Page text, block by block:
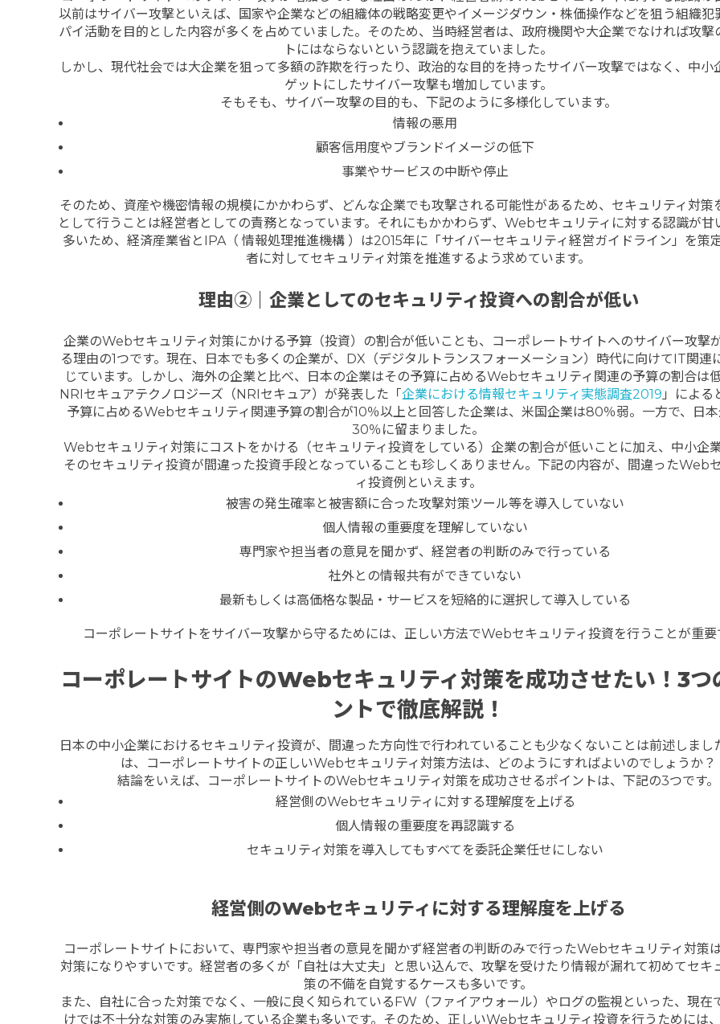
以前はサイバー攻撃といえば、国家や企業などの組織体の戦略変更やイメージダウン・株価操作などを狙う組織犯
パイ活動を目的とした内容が多くを占めていました。そのため、当時経営者は、政府機関や大企業でなければ攻撃
トにはならないという認識を抱えていました。
しかし、現代社会では大企業を狙って多額の詐欺を行ったり、政治的な目的を持ったサイバー攻撃ではなく、中小
ゲットにしたサイバー攻撃も増加しています。
そもそも、サイバー攻撃の目的も、下記のように多様化しています。
情報の悪用
顧客信用度やブランドイメージの低下
事業やサービスの中断や停止
そのため、資産や機密情報の規模にかかわらず、どんな企業でも攻撃される可能性があるため、セキュリティ対策
として行うことは経営者としての責務となっています。それにもかかわらず、Webセキュリティに対する認識が甘
多いため、経済産業省とIPA（ 情報処理推進機構 ）は2015年に「サイバーセキュリティ経営ガイドライン」を策
者に対してセキュリティ対策を推進するよう求めています。
理由②｜企業としてのセキュリティ投資への割合が低い
企業のWebセキュリティ対策にかける予算（投資）の割合が低いことも、コーポレートサイトへのサイバー攻撃
る理由の1つです。現在、日本でも多くの企業が、DX（デジタルトランスフォーメーション）時代に向けてIT関連
じています。しかし、海外の企業と比べ、日本の企業はその予算に占めるWebセキュリティ関連の予算の割合は
NRIセキュアテクノロジーズ（NRIセキュア）が発表した「企業における情報セキュリティ実態調査2019 」による
予算に占めるWebセキュリティ関連予算の割合が10％以上と回答した企業は、米国企業は80％弱。一方で、日
30％に留まりました。
Webセキュリティ対策にコストをかける（セキュリティ投資をしている）企業の割合が低いことに加え、中小企
そのセキュリティ投資が間違った投資手段となっていることも珍しくありません。下記の内容が、間違ったWeb
ィ投資例といえます。
被害の発生確率と被害額に合った攻撃対策ツール等を導入していない
個人情報の重要度を理解していない
専門家や担当者の意見を聞かず、経営者の判断のみで行っている
社外との情報共有ができていない
最新もしくは高価格な製品・サービスを短絡的に選択して導入している
コーポレートサイトをサイバー攻撃から守るためには、正しい方法でWebセキュリティ投資を行うことが重要
コーポレートサイトのWebセキュリティ対策を成功させたい！3つ
ントで徹底解説！
日本の中小企業におけるセキュリティ投資が、間違った方向性で行われていることも少なくないことは前述しまし
は、コーポレートサイトの正しいWebセキュリティ対策方法は、どのようにすればよいのでしょうか？
結論をいえば、コーポレートサイトのWebセキュリティ対策を成功させるポイントは、下記の3つです。
経営側のWebセキュリティに対する理解度を上げる
個人情報の重要度を再認識する
セキュリティ対策を導入してもすべてを委託企業任せにしない
経営側のWebセキュリティに対する理解度を上げる
コーポレートサイトにおいて、専門家や担当者の意見を聞かず経営者の判断のみで行ったWebセキュリティ対策
対策になりやすいです。経営者の多くが「自社は大丈夫」と思い込んで、攻撃を受けたり情報が漏れて初めてセキ
策の不備を自覚するケースも多いです。
また、自社に合った対策でなく、一般に良く知られているFW（ファイアウォール）やログの監視といった、現在
けでは不十分な対策のみ実施している企業も多いです。そのため、正しいWebセキュリティ投資を行うためには